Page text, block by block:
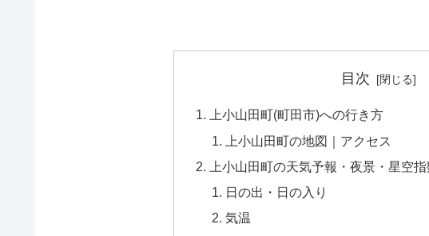
目次
上小山田町(町田市)への行き方
上小山田町の地図｜アクセス
上小山田町の天気予報・夜景・星空指
日の出・日の入り
気温